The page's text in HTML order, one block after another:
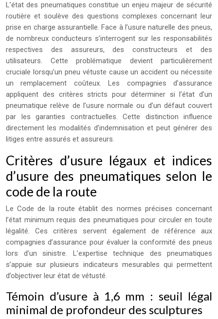
L’état des pneumatiques constitue un enjeu majeur de sécurité
routière et soulève des questions complexes concernant leur
prise en charge assurantielle. Face à l’usure naturelle des pneus,
de nombreux conducteurs s’interrogent sur les responsabilités
respectives des assureurs, des constructeurs et des
utilisateurs. Cette problématique devient particulièrement
cruciale lorsqu’un pneu vétuste cause un accident ou nécessite
un remplacement coûteux. Les compagnies d’assurance
appliquent des critères stricts pour déterminer si l’état d’un
pneumatique relève de l’usure normale ou d’un défaut couvert
par les garanties contractuelles. Cette distinction influence
directement les modalités d’indemnisation et peut générer des
litiges entre assurés et assureurs.
Critères d’usure légaux et indices
d’usure des pneumatiques selon le
code de la route
Le Code de la route établit des normes précises concernant
l’état minimum requis des pneumatiques pour circuler en toute
légalité. Ces critères servent également de référence aux
compagnies d’assurance pour évaluer la conformité des pneus
lors d’un sinistre. L’expertise technique des pneumatiques
s’appuie sur plusieurs indicateurs mesurables qui permettent
d’objectiver leur état de vétusté.
Témoin d’usure à 1,6 mm : seuil légal
minimal de profondeur des sculptures